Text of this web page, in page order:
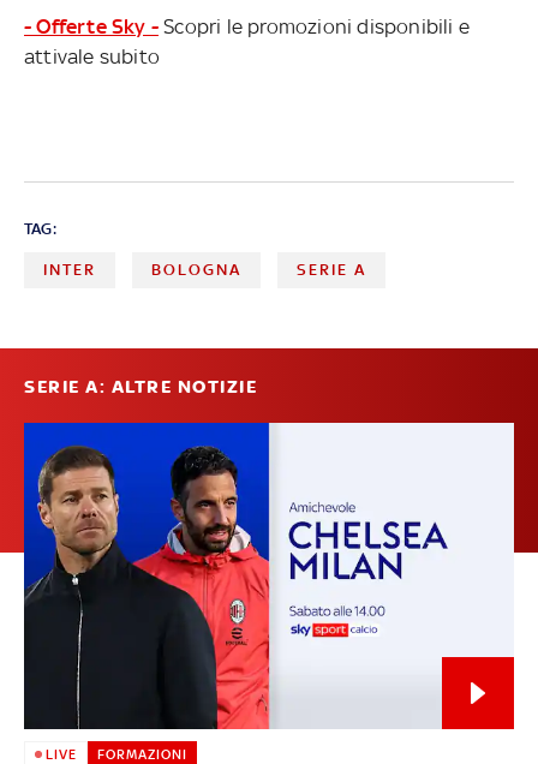
- Offerte Sky - Scopri le promozioni disponibili e
attivale subito
TAG:
INTER BOLOGNA SERIE A
SERIE A: ALTRE NOTIZIE
LIVE FORMAZIONI